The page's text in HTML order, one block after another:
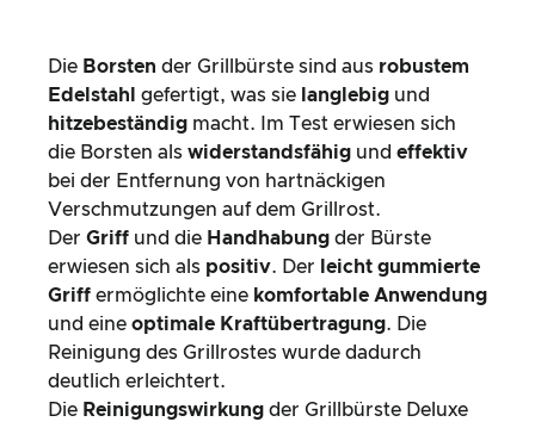
Die Borsten der Grillbürste sind aus robustem
Edelstahl
gefertigt, was sie langlebig und
hitzebeständig macht. Im Test erwiesen sich
die Borsten als widerstandsfähig und effektiv
bei der Entfernung von hartnäckigen
Verschmutzungen auf dem Grillrost.
Der Griff und die Handhabung der Bürste
erwiesen sich als positiv. Der
leicht gummierte
Griff ermöglichte eine komfortable Anwendung
und eine optimale Kraftübertragung. Die
Reinigung des Grillrostes wurde dadurch
deutlich erleichtert.
Die Reinigungswirkung der Grillbürste Deluxe